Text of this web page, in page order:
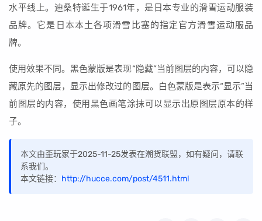
水平线上。迪桑特诞生于1961年，是日本专业的滑雪运动服装
品牌。它是日本本土各项滑雪比塞的指定官方滑雪运动服品
牌。
使用效果不同。黑色蒙版是表现“隐藏”当前图层的内容，可以隐
藏原先的图层，显示出修改过的图层。白色蒙版是表示“显示”当
前图层的内容，使用黑色画笔涂抹可以显示出原图层原本的样
子。
本文由歪玩家于2025-11-25发表在潮货联盟，如有疑问，请联
系我们。
本文链接： http://hucce.com/post/4511.html